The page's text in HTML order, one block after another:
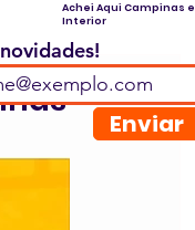
Achei Aqui Campinas e
Interior
Enviar